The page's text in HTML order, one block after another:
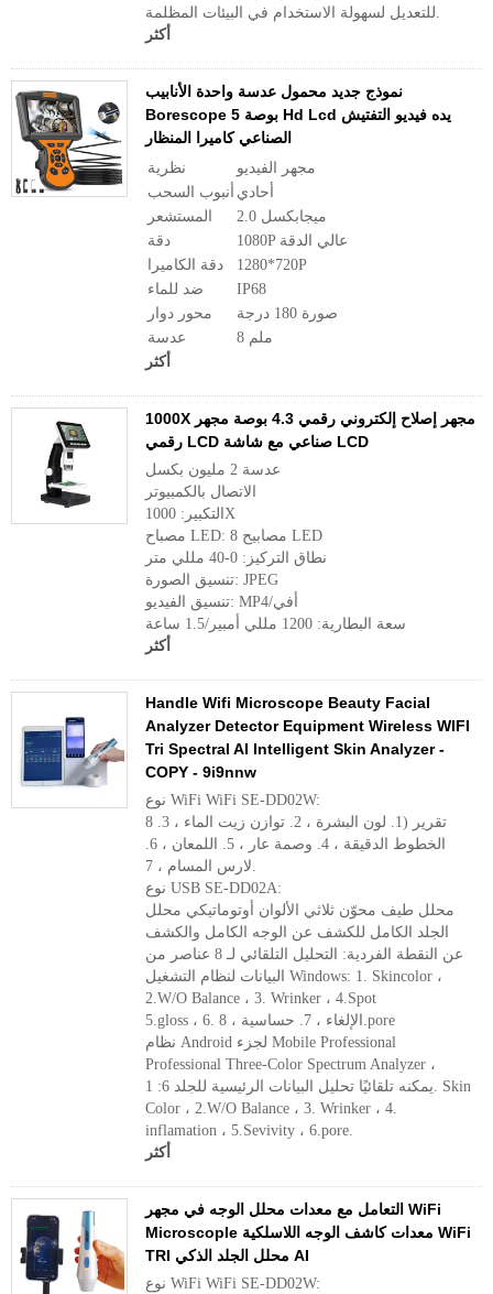
للتعديل لسهولة الاستخدام في البيئات المظلمة.
أكثر
نموذج جديد محمول عدسة واحدة الأنابيب
Borescope 5 بوصة Hd Lcd يده فيديو التفتيش
الصناعي كاميرا المنظار
نظرية
مجهر الفيديو
أنبوب السحب أحادي
المستشعر
2.0 ميجابكسل
دقة
1080P عالي الدقة
دقة الكاميرا
1280*720P
ضد للماء
IP68
محور دوار
صورة 180 درجة
عدسة
8 ملم
أكثر
1000X مجهر إصلاح إلكتروني رقمي 4.3 بوصة مجهر
رقمي LCD صناعي مع شاشة LCD
عدسة 2 مليون بكسل
الاتصال بالكمبيوتر
التكبير: 1000X
مصباح LED: 8 مصابيح LED
نطاق التركيز: 0-40 مللي متر
تنسيق الصورة: JPEG
تنسيق الفيديو: MP4/أفي
سعة البطارية: 1200 مللي أمبير/1.5 ساعة
أكثر
Handle Wifi Microscope Beauty Facial
Analyzer Detector Equipment Wireless WIFI
Tri Spectral AI Intelligent Skin Analyzer -
COPY - 9i9nnw
نوع WiFi WiFi SE-DD02W:
8 تقرير (1. لون البشرة ، 2. توازن زيت الماء ، 3.
الخطوط الدقيقة ، 4. وصمة عار ، 5. اللمعان ، 6.
لارس المسام ، 7.
نوع USB SE-DD02A:
محلل طيف محوّن ثلاثي الألوان أوتوماتيكي محلل
الجلد الكامل للكشف عن الوجه الكامل والكشف
عن النقطة الفردية: التحليل التلقائي لـ 8 عناصر من
البيانات لنظام التشغيل Windows: 1. Skincolor ،
2.W/O Balance ، 3. Wrinker ، 4.Spot
5.gloss ، 6. الإلغاء ، 7. حساسية ، 8.pore
نظام Android لجزء Mobile Professional
Professional Three-Color Spectrum Analyzer ،
يمكنه تلقائيًا تحليل البيانات الرئيسية للجلد 6: 1. Skin
Color ، 2.W/O Balance ، 3. Wrinker ، 4.
inflamation ، 5.Sevivity ، 6.pore.
أكثر
التعامل مع معدات محلل الوجه في مجهر WiFi
Microscople معدات كاشف الوجه اللاسلكية WiFi
TRI محلل الجلد الذكي AI
نوع WiFi WiFi SE-DD02W: